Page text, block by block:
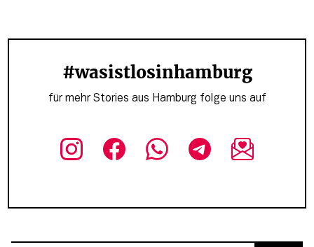
#wasistlosinhamburg
für mehr Stories aus Hamburg folge uns auf